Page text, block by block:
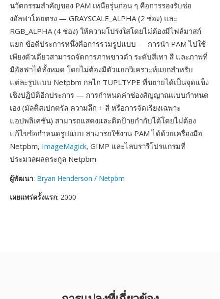
นวัตกรรมสำคัญของ PAM เหนือรุ่นก่อน ๆ คือการรองรับช่อ
งอัลฟาโดยตรง — GRAYSCALE_ALPHA (2 ช่อง) และ
RGB_ALPHA (4 ช่อง) ให้ความโปร่งใสโดยไม่ต้องมีไฟล์มาสก์
แยก ข้อดีประการหนึ่งคือการรวมรูปแบบ — การนำ PAM ไปใช้
เพียงตัวเดียวสามารถจัดการภาพขาวดำ ระดับสีเทา สี และภาพที่
มีอัลฟาได้ทั้งหมด โดยไม่ต้องมีตัวแยกวิเคราะห์แยกสำหรับ
แต่ละรูปแบบ Netpbm กลไก TUPLTYPE ที่ขยายได้เป็นจุดแข็ง
เชิงปฏิบัติอีกประการ — การกำหนดค่าช่องสัญญาณแบบกำหนด
เอง (มัลติสเปกตรัล ความลึก + สี หรือการจัดเรียงเฉพาะ
แอปพลิเคชัน) สามารถแสดงและติดป้ายกำกับได้โดยไม่ต้อง
แก้ไขข้อกำหนดรูปแบบ สามารถใช้งาน PAM ได้ด้วยเครื่องมือ
Netpbm, ImageMagick, GIMP และไลบรารีโปรแกรมที่
ประมวลผลตระกูล Netpbm
ผู้พัฒนา: Bryan Henderson / Netpbm
เผยแพร่ครั้งแรก: 2000